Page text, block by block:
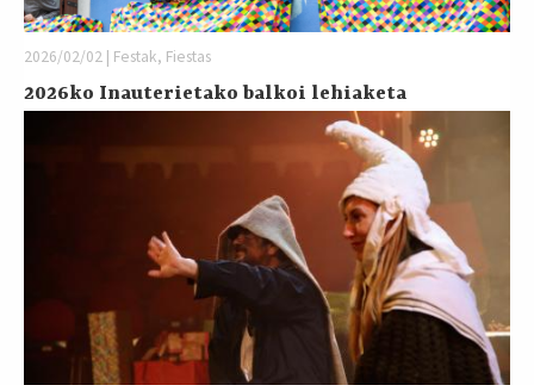
2026/02/02 | Festak, Fiestas
2026ko Inauterietako balkoi lehiaketa